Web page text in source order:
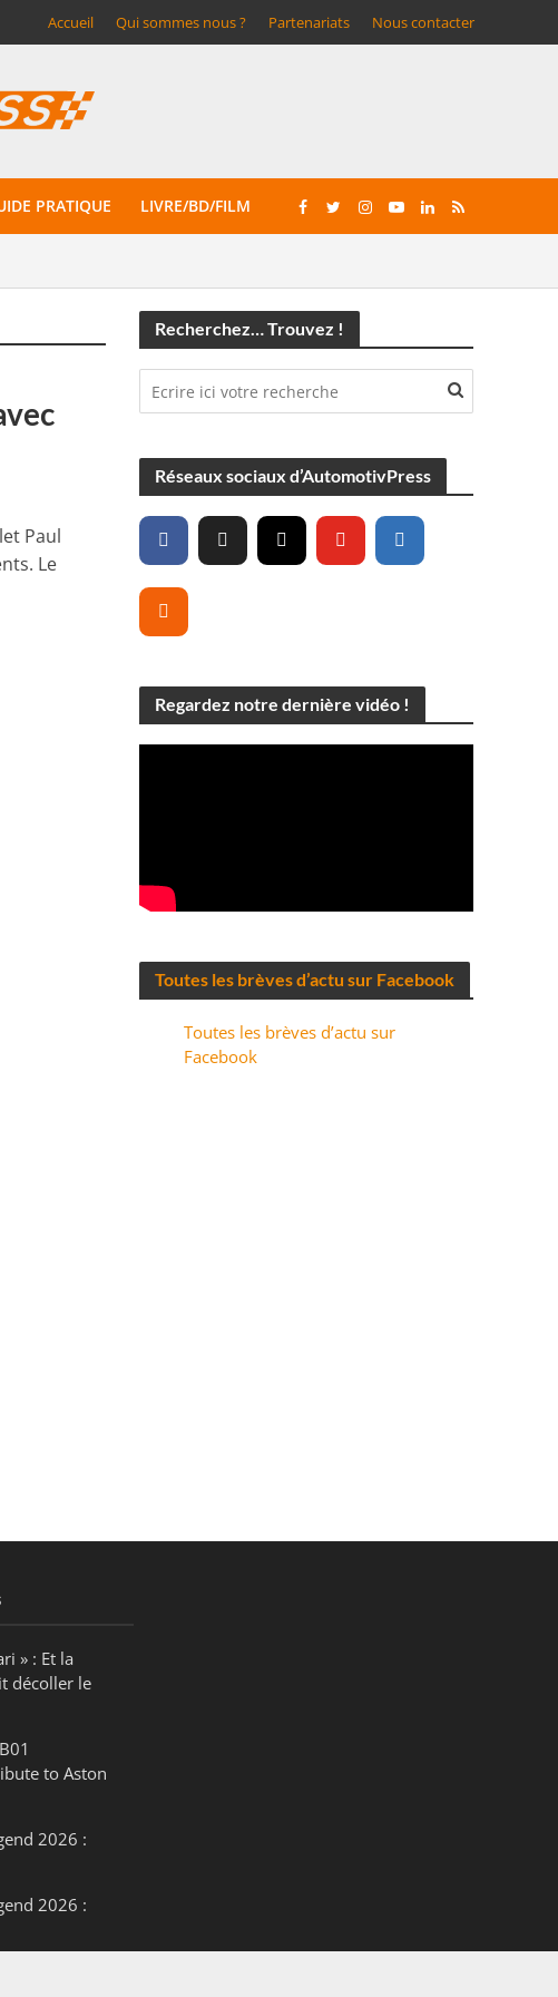
Accueil Qui sommes nous ? Partenariats Nous contacter
PRATIQUE LIVRE/BD/FILM
Paul
Le
Recherchez… Trouvez !
Réseaux sociaux d’AutomotivPress
Regardez notre dernière vidéo !
Toutes les brèves d’actu sur Facebook
Toutes les brèves d’actu sur
Facebook
» : Et la
décoller le
to Aston
2026 :
2026 :